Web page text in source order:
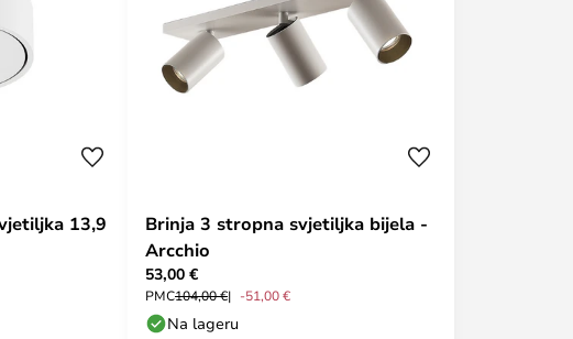
13,9
Brinja 3 stropna svjetiljka bijela -
Arcchio
53,00 €
PMC104,00 € -51,00 €
Na lageru